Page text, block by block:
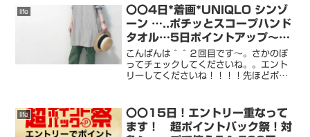
びっしり！広いソファー席は 座り心地
良しですね...
life
〇〇4日*着画*UNIQLO シンゾ
ーン …..ポチッとスコープハンド
タオル…5日ポイントアップ〜〇
〇
こんばんは＾＾２回目です〜。さかのぼ
ってチェックしてくださいね。。エント
リーしてくださいね！！！！先ほどポチ
ープ / ハウスタオル ライト + ハンド
Punch [s...
life
〇〇15日！エントリー重なって
ます！ 超ポイントバック祭！対